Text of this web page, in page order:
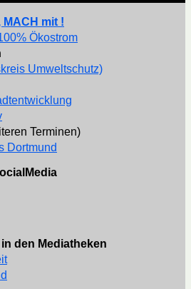
mit !
Ökostrom
Umweltschutz)
Terminen)
Dortmund
den Mediatheken